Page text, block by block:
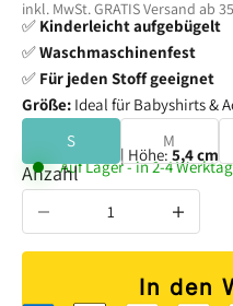
inkl. MwSt. GRATISVersand ab
✅ Kinderleicht aufgebügelt
✅Waschmaschinenfest
✅ Für jeden Stoff geeignet
Größe: Ideal für Babyshirts &
S
M
| Höhe: 5,4 cm
Auf Lager - in 2-4
Anzahl verringern
Anzahl
In den